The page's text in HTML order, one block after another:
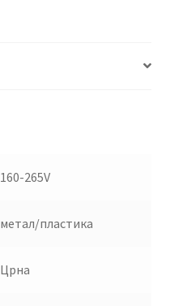
160-265V
метал/пластика
Црна